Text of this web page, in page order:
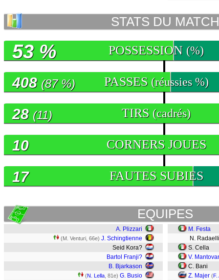
STATS DU MATCH
POSSESSION (%)
53 %
PASSES (réussies %)
408 (87 %)
TIRS (cadrés)
28 (11)
CORNERS JOUES
10
FAUTES SUBIES
17
EQUIPES
A. Plizzari
(M. Venturi, 66e) J. Schingtienne
Seid Kora?
Bartol Franji?
B. Bjarkason
(N. Lella , 81e) G. Busio
M. Festa
N.
S. Cella
V.
C. Bani
Z. Majer (F.